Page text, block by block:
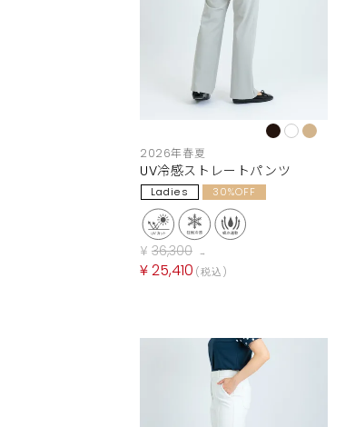
2026年春夏
UV冷感ストレートパンツ
Ladies 30%OFF
¥ 36,300 →
¥25,410 税込